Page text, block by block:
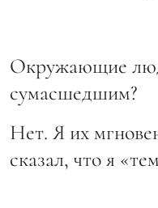
Окружающие
сумасшедшим?
Нет. Я их
сказал, что я